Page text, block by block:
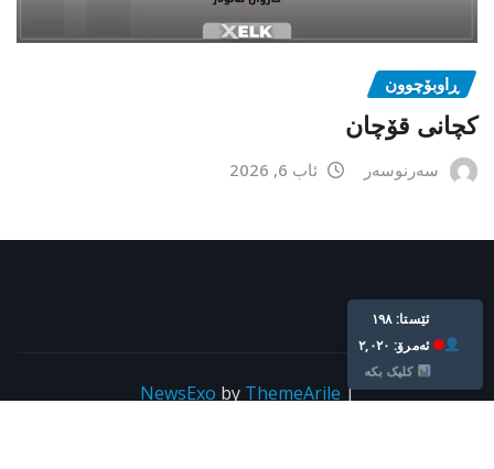
ڕاوبۆچوون
کچانی قۆچان
سەرنوسەر ئاب 6, 2026
|
NewsExo by ThemeArile
Live: 198
Today: 2,020